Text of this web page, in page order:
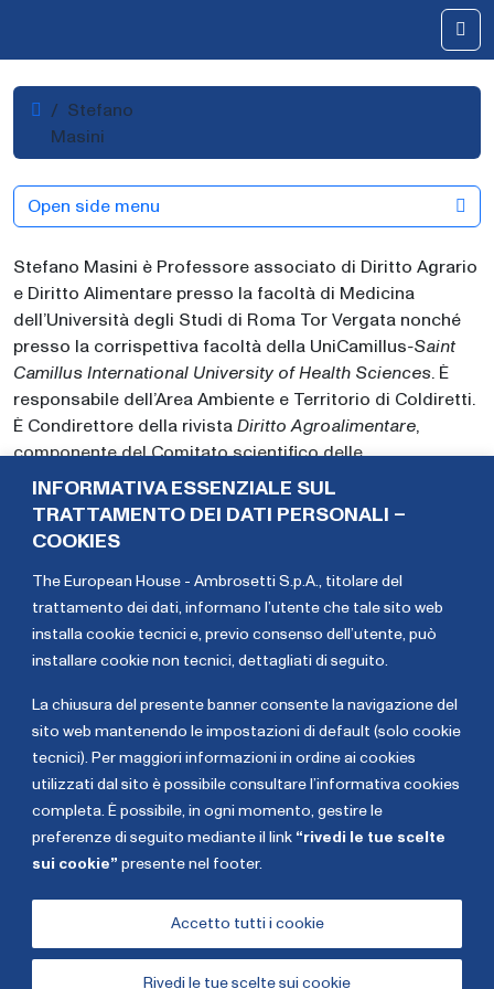
INFORMATIVA ESSENZIALE SUL
TRATTAMENTO DEI DATI PERSONALI –
COOKIES
The European House - Ambrosetti S.p.A., titolare del
trattamento dei dati, informano l’utente che tale sito web
installa cookie tecnici e, previo consenso dell’utente, può
installare cookie non tecnici, dettagliati di seguito
La chiusura del presente banner consente la navigazione del
sito web mantenendo le impostazioni di default (solo cookie
tecnici). Per maggiori informazioni in ordine ai cookies
utilizzati dal sito è possibile consultare l’informativa cookies
completa. È possibile, in ogni momento, gestire le
preferenze di seguito mediante il link “rivedi le tue scelte
sui cookie” presente nel footer.
Rivedi le tue scelte sui cookie
Accetto tutti i cookie
HomeStefano
Masini
Stefano Masini è Professore associato di Diritto Agrario
e Diritto Alimentare presso la facoltà di Medicina
dell’Università degli Studi di Roma Tor Vergata nonché
presso la corrispettiva facoltà della UniCamillus-Saint
Camillus International University of Health Sciences. È
responsabile dell’Area Ambiente e Territorio di Coldiretti.
È Condirettore della rivista Diritto Agroalimentare,
componente del Comitato scientifico delle
rivisteGiustizia Civile,Aestimum non che
tecnico-scientifica ambientale dell’Arma dei
Carabinieri).Collabora alla Rassegna dell’Arma dei
numerosi libri, quali: Abusi di filiera (agro-alimentare) e
giustizia del contratto(Cacucci 2022);Corso di diritto
alimentare(Sesta edizione, Giuffrè, 2022);Appunti per la
riforma in materia di reati agroalimentari(Cacucci,
mappa delle funzioni
Celeste
Lanzoni
Renato
Mazzoncini
Open side menu
2026